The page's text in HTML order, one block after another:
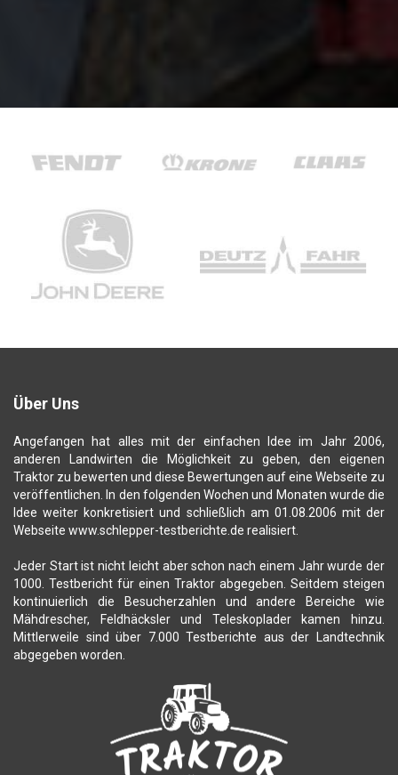
Über Uns
Angefangen hat alles mit der einfachen Idee im Jahr 2006,
anderen Landwirten die Möglichkeit zu geben, den eigenen
Traktor zu bewerten und diese Bewertungen auf eine Webseite zu
veröffentlichen. In den folgenden Wochen und Monaten wurde die
Idee weiter konkretisiert und schließlich am 01.08.2006 mit der
Webseite www.schlepper-testberichte.de realisiert.
Jeder Start ist nicht leicht aber schon nach einem Jahr wurde der
1000. Testbericht für einen Traktor abgegeben. Seitdem steigen
kontinuierlich die Besucherzahlen und andere Bereiche wie
Mähdrescher, Feldhäcksler und Teleskoplader kamen hinzu.
Mittlerweile sind über 7.000 Testberichte aus der Landtechnik
abgegeben worden.